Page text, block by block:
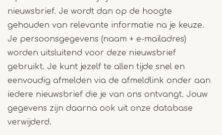
nieuwsbrief. Je wordt dan op de hoogte
gehouden van relevante informatie na je keuze.
Je persoonsgegevens (naam + e-mailadres)
worden uitsluitend voor deze nieuwsbrief
gebruikt. Je kunt jezelf te allen tijde snel en
eenvoudig afmelden via de afmeldlink onder aan
iedere nieuwsbrief die je van ons ontvangt. Jouw
gegevens zijn daarna ook uit onze database
verwijderd.